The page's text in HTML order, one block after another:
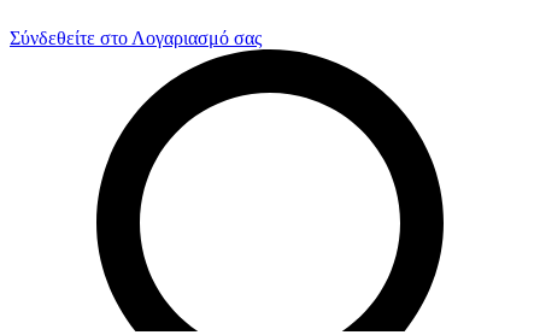
Σύνδεθείτε στο Λογαριασμό σας